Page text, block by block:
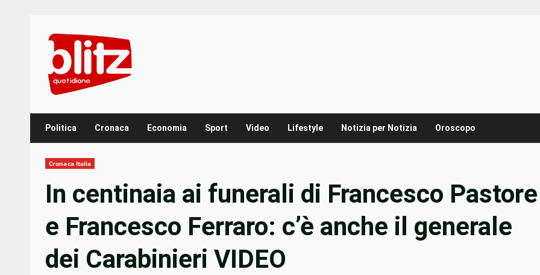
content
Politica Cronaca Economia Sport Video Lifestyle Notizia per Notizia Oroscopo
Cronaca Italia
In centinaia ai funerali di Francesco Pastore
e Francesco Ferraro: c’è anche il generale
dei Carabinieri VIDEO